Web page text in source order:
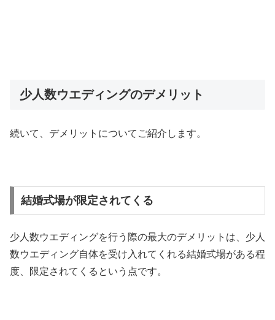
少人数ウエディングのデメリット
続いて、デメリットについてご紹介します。
結婚式場が限定されてくる
少人数ウエディングを行う際の最大のデメリットは、少人
数ウエディング自体を受け入れてくれる結婚式場がある程
度、限定されてくるという点です。